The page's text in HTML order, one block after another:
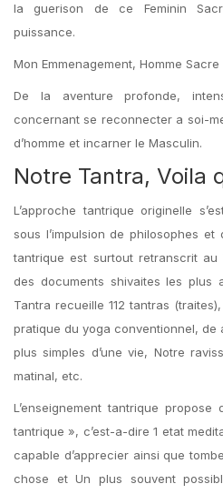
la guerison de ce Feminin
puissance.
Mon Emmenagement, Homme Sacre
De la aventure profonde,
concernant se reconnecter a soi-
d’homme et incarner le Masculin.
Notre Tantra, Voila
L’approche tantrique originelle
sous l’impulsion de philosophes et
tantrique est surtout retranscrit au
des documents shivaites les plus
Tantra recueille 112 tantras
pratique du yoga conventionnel, de
plus simples d’une vie, Notre
matinal, etc.
L’enseignement tantrique
tantrique », c’est-a-dire 1 etat
capable d’apprecier ainsi que
chose et Un plus souvent